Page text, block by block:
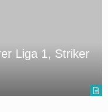
Batu